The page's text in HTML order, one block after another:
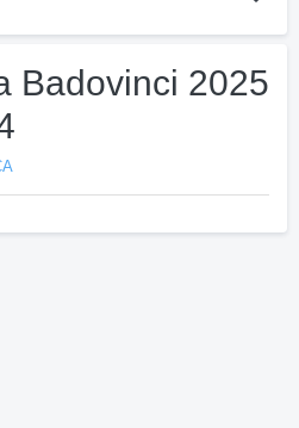
Badovinci 2025